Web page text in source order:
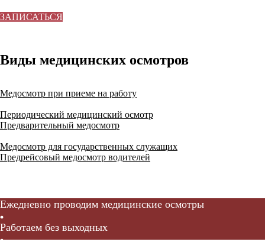
ЗАПИСАТЬСЯ
Виды медицинских осмотров
Медосмотр при приеме на работу
Периодический медицинский осмотр
Предварительный медосмотр
Медосмотр для государственных служащих
Предрейсовый медосмотр водителей
Ежедневно проводим медицинские осмотры
Работаем без выходных